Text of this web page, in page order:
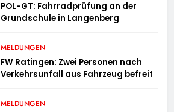
POL-GT: Fahrradprüfung an der
Grundschule in Langenberg
MELDUNGEN
FW Ratingen: Zwei Personen nach
Verkehrsunfall aus Fahrzeug befreit
MELDUNGEN